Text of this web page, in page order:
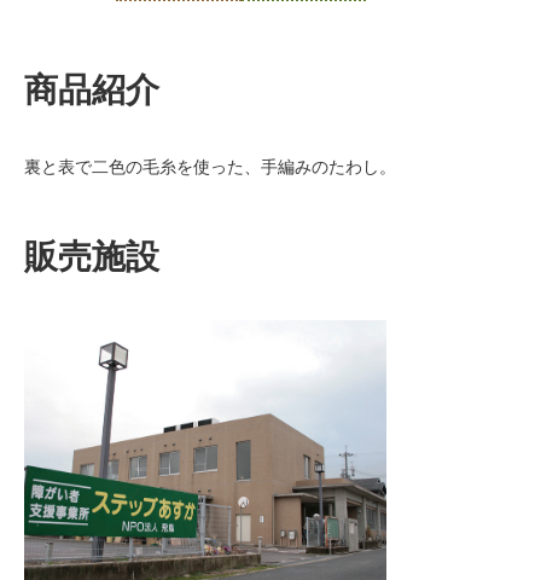
商品紹介
裏と表で二色の毛糸を使った、手編みのたわし。
販売施設